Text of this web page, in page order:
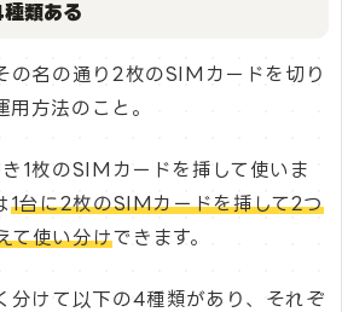
類ある
の名の通り2枚のSIMカードを切り
用方法のこと。
1枚のSIMカードを挿して使いま
1台に2枚のSIMカードを挿して2つ
て使い分けできます。
分けて以下の4種類があり、それぞ